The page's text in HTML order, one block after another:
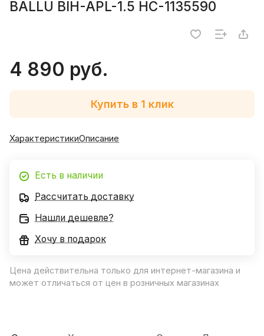
BALLU BIH-APL-1.5 HC-1135590
4 890 руб.
Купить в 1 клик
ХарактеристикиОписание
Есть в наличии
Рассчитать доставку
Нашли дешевле?
Хочу в подарок
Цена действительна только для интернет-магазина и
может отличаться от цен в розничных магазинах